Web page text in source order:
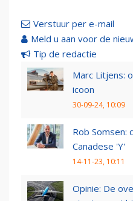
Verstuur per e-mail
Meld u aan voor de
Tip de redactie
Marc Litjens:
icoon
30-09-24, 10:09
Rob Somsen:
Canadese 'Y'
14-11-23, 10:11
Opinie: De